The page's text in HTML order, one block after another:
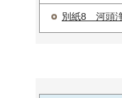
別紙8 河頭